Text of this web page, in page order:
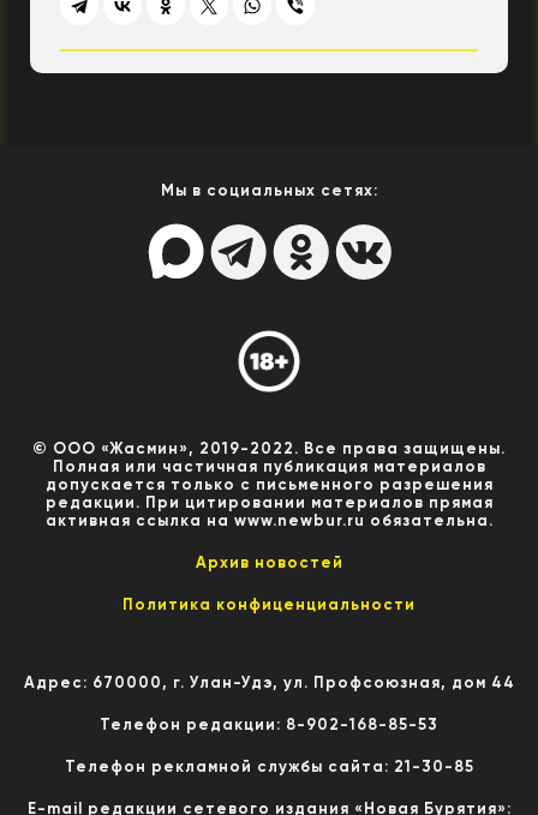
Мы в социальных сетях:
© ООО «Жасмин», 2019-2022. Все права защищены.
Полная или частичная публикация материалов
допускается только с письменного разрешения
редакции. При цитировании материалов прямая
активная ссылка на www.newbur.ru обязательна.
Архив новостей
Политика конфиценциальности
Адрес: 670000, г. Улан-Удэ, ул. Профсоюзная, дом 44
Телефон редакции: 8-902-168-85-53
Телефон рекламной службы сайта: 21-30-85
E-mail редакции сетевого издания «Новая Бурятия»: